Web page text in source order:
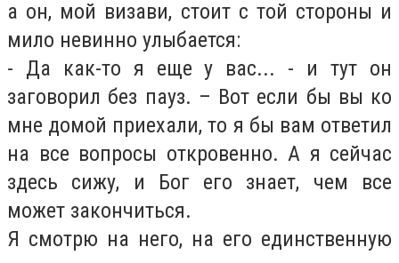
а он, мой визави, стоит с той стороны и
мило невинно улыбается:
- Да как-то я еще у вас... - и тут он
заговорил без пауз. – Вот если бы вы ко
мне домой приехали, то я бы вам ответил
на все вопросы откровенно. А я сейчас
здесь сижу, и Бог его знает, чем все
может закончиться.
Я смотрю на него, на его единственную